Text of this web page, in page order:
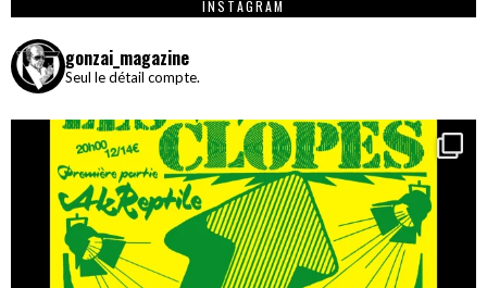
INSTAGRAM
gonzai_magazine
Seul le détail compte.